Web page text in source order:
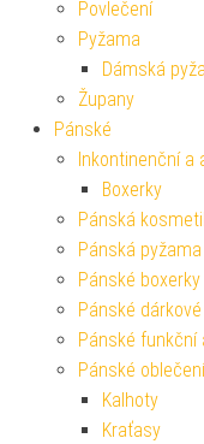
Povlečení
Pyžama
Dámská
Župany
Pánské
Inkontinenční a
Boxerky
Pánská
Pánská pyžama
Pánské boxerky
Pánské
Pánské
Pánské oblečení
Kalhoty
Kraťasy